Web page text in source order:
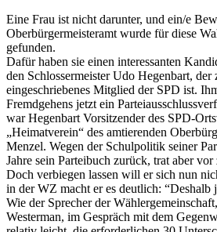
Eine Frau ist nicht darunter, und ein/e
Oberbürgermeisteramt wurde für diese
gefunden.
Dafür haben sie einen interessanten
den Schlossermeister Udo Hegenbart, der
eingeschriebenes Mitglied der SPD ist.
Fremdgehens jetzt ein
war Hegenbart Vorsitzender des SPD-
„Heimatverein“ des amtierenden
Menzel. Wegen der Schulpolitik seiner
Jahre sein Parteibuch zurück, trat aber
Doch verbiegen lassen will er sich nun
in der WZ macht er es deutlich: “Deshalb
Wie der Sprecher der
Westerman, im Gespräch mit dem